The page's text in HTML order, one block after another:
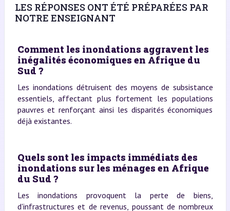
LES RÉPONSES ONT ÉTÉ PRÉPARÉES PAR
NOTRE ENSEIGNANT
Comment les inondations aggravent les
inégalités économiques en Afrique du
Sud ?
Les inondations détruisent des moyens de subsistance
essentiels, affectant plus fortement les populations
pauvres et renforçant ainsi les disparités économiques
déjà existantes.
Quels sont les impacts immédiats des
inondations sur les ménages en Afrique
du Sud ?
Les inondations provoquent la perte de biens,
d'infrastructures et de revenus, poussant de nombreux